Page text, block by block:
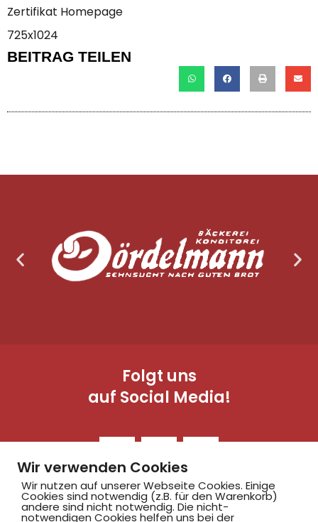
Zertifikat Homepage
725x1024
BEITRAG TEILEN
Folgt uns
auf Social Media!
Wir verwenden Cookies
Wir nutzen auf unserer Webseite Cookies. Einige
Cookies sind notwendig (z.B. für den Warenkorb)
andere sind nicht notwendig. Die nicht-
notwendigen Cookies helfen uns bei der